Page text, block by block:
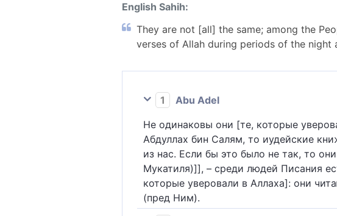
English Sahih:
They are not [all] the same; among the
verses of Allah during periods of the
1
Abu Adel
Не одинаковы они [те, которые
Абдуллах бин Салям, то иудейские
из нас. Если бы это было не так, то
Мукатиля)]], – среди людей Писания
которые уверовали в Аллаха]: они
(пред Ним).